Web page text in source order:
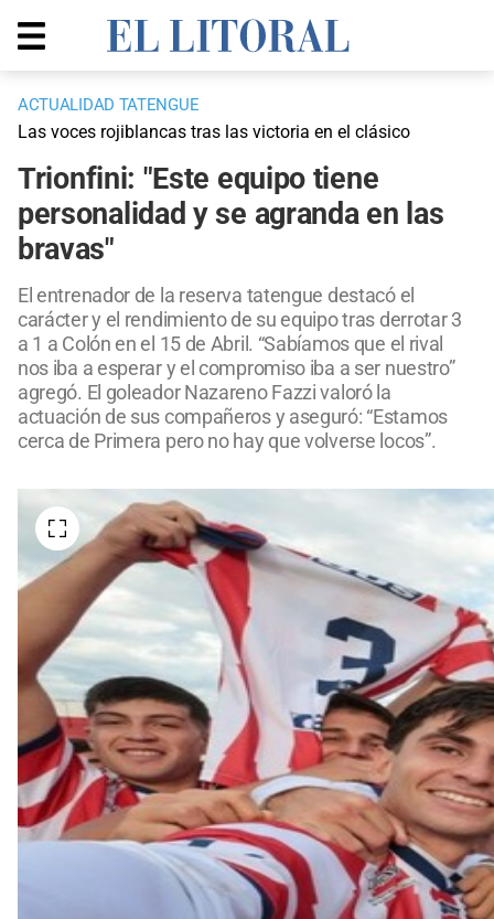
ACTUALIDAD TATENGUE
Las voces rojiblancas tras las victoria en el clásico
Trionfini: "Este equipo tiene
personalidad y se agranda en las
bravas"
El entrenador de la reserva tatengue destacó el
carácter y el rendimiento de su equipo tras derrotar 3
a 1 a Colón en el 15 de Abril. “Sabíamos que el rival
nos iba a esperar y el compromiso iba a ser nuestro”
agregó. El goleador Nazareno Fazzi valoró la
actuación de sus compañeros y aseguró: “Estamos
cerca de Primera pero no hay que volverse locos”.